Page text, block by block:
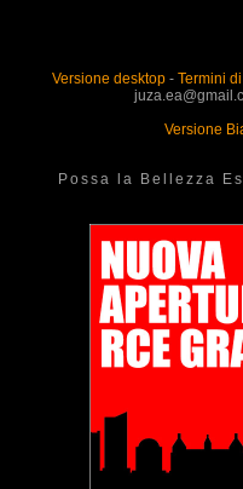
Versione desktop- Termini
Versione
Possa la Bellezza